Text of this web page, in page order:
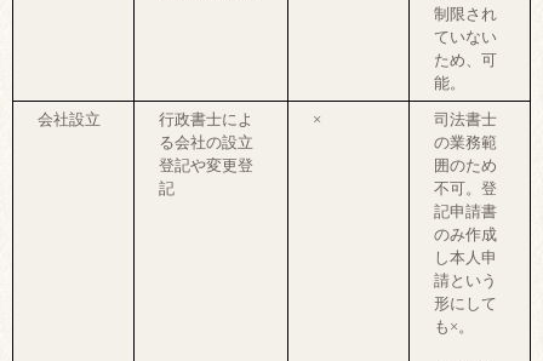
制限され
ていない
ため、可
能。
会社設立
行政書士によ
る会社の設立
登記や変更登
記
×
司法書士
の業務範
囲のため
不可。登
記申請書
のみ作成
し本人申
請という
形にして
も×。